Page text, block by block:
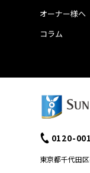
オーナー様へ
コラム
0120-
東京都千代田